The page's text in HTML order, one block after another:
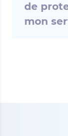
de
mon